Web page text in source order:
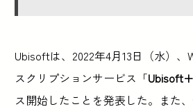
Ubisoftは、2022年4月13日（水）、
スクリプションサービス「Ubisoft+
ス開始したことを発表した。また